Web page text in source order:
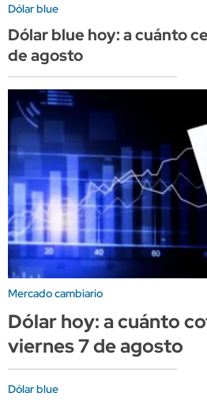
Dólar blue
Dólar blue hoy: a cuánto
de agosto
Mercado cambiario
Dólar hoy: a cuánto
viernes 7 de agosto
Dólar blue